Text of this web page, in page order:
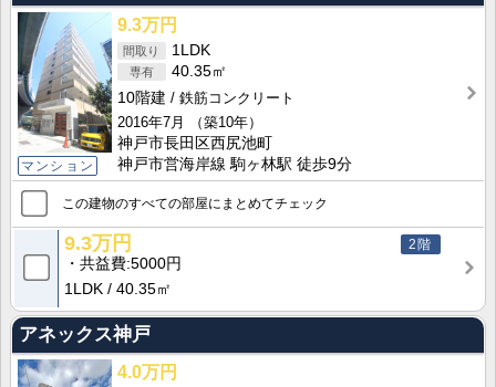
マンション
9.3万円
1LDK
40.35㎡
10階建
鉄筋コンクリート
2016年7月
（築10年）
神戸市長田区西尻池町
神戸市営海岸線 駒ヶ林駅 徒歩9分
この建物のすべての部屋にまとめてチェック
2階
9.3万円
共益費 5000円
1LDK
40.35㎡
アネックス神戸
4.0万円